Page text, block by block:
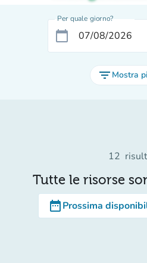
Per quale giorno?
calendar_today
filter_list Mostra
12
Tutte le risorse
date_rangeProssima